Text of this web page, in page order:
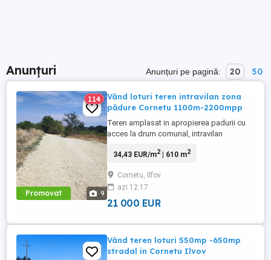
Anunțuri Anunțuri pe pagină: 20 50
Promovat 9
114
Vând loturi teren intravilan zona
pădure Cornetu 1100m-2200mpp
Teren amplasat in apropierea padurii cu
acces la drum comunal, intravilan
o deschidere de 20 m zona frumoasa si
vacanta Primul lot 1000mp la 30000 euro
Aproape de statia STB 421 Lot 3
dezmembrat 500mp. 15000euro. 700mp
34,43 EUR/m2| 610 m2
Cornetu, Ilfov
azi 12:17
21 000 EUR
Vând teren loturi 550mp -650mp
stradal in Cornetu Ilvov